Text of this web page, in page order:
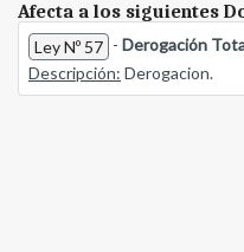
Afecta a los siguientes
Ley Nº 57 - Derogación
Descripción: Derogacion.